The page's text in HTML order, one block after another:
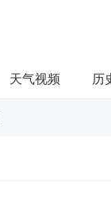
天气视频 历